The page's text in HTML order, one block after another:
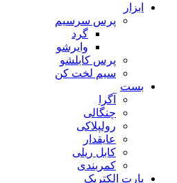
ابزار
پرس سرسیم
گرد
وایرشو
پرس کابلشو
سیم لخت کن
بست
آگرا
چنگالی
رولپلاکی
عایقدار
کابل ریلی
کمربندی
پارت الکتریک